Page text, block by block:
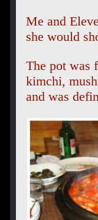
Me and
she would
The pot was
kimchi,
and was